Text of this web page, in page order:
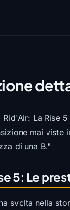
Rid'Air: La Rise
mai
di una B."
5: Le
svolta nella